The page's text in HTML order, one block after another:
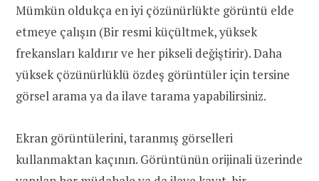
Mümkün oldukça en iyi çözünürlükte görüntü elde
etmeye çalışın (Bir resmi küçültmek, yüksek
frekansları kaldırır ve her pikseli değiştirir). Daha
yüksek çözünürlüklü özdeş görüntüler için tersine
görsel arama ya da ilave tarama yapabilirsiniz.
Ekran görüntülerini, taranmış görselleri
kullanmaktan kaçının. Görüntünün orijinali üzerinde